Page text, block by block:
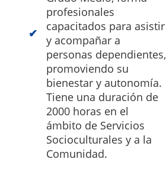
profesionales
capacitados para asistir
y acompañar a
personas dependientes,
promoviendo su
bienestar y autonomía.
Tiene una duración de
2000 horas en el
ámbito de Servicios
Socioculturales y a la
Comunidad.